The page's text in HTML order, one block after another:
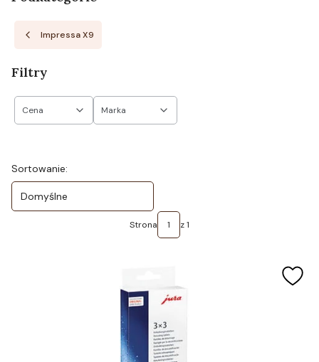
Impressa X9
Filtry
Cena Marka
Lista produktów
Sortowanie:
Domyślne
Strona z 1